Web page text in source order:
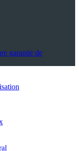
garantie de